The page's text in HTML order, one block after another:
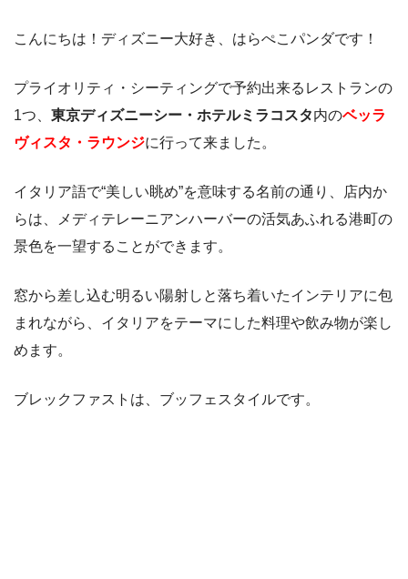
こんにちは！ディズニー大好き、はらぺこパンダです！
プライオリティ・シーティングで予約出来るレストランの
1つ、 東京ディズニーシー・ホテルミラコスタ内のベッラ
ヴィスタ・ラウンジに行って来ました。
イタリア語で“美しい眺め”を意味する名前の通り、店内か
らは、メディテレーニアンハーバーの活気あふれる港町の
景色を一望することができます。
窓から差し込む明るい陽射しと落ち着いたインテリアに包
まれながら、イタリアをテーマにした料理や飲み物が楽し
めます。
ブレックファストは、ブッフェスタイルです。